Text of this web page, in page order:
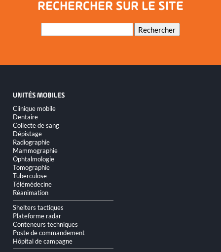
RECHERCHER SUR LE SITE
Mots-
Rechercher
UNITÉS MOBILES
Aller
au
contenu
Clinique mobile
Dentaire
Collecte de sang
Dépistage
Radiographie
Mammographie
Ophtalmologie
Tomographie
Tuberculose
Télémédecine
Réanimation
Shelters tactiques
Plateforme radar
Conteneurs techniques
Poste de commandement
Hôpital de campagne